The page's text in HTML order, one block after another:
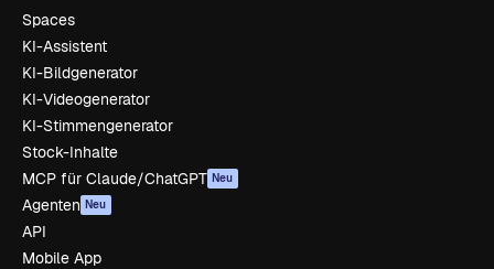
Spaces
KI-Assistent
KI-Bildgenerator
KI-Videogenerator
KI-Stimmengenerator
Stock-Inhalte
MCP für Claude/ChatGPT Neu
Agenten Neu
API
Mobile App